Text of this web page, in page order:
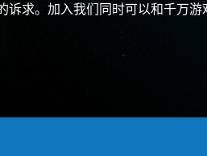
诉求。加入我们同时可以和千万游